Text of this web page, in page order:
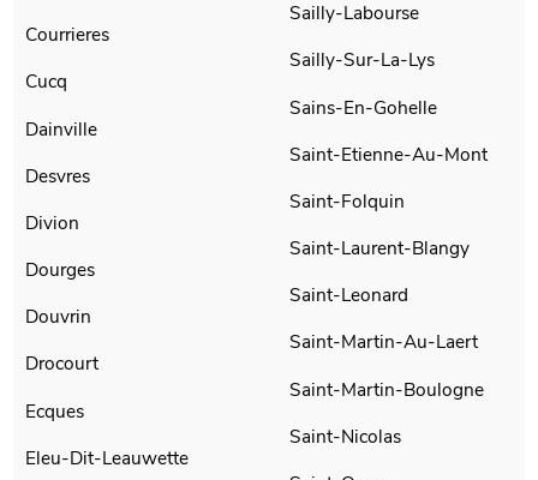
Courrieres
Cucq
Dainville
Desvres
Divion
Dourges
Douvrin
Drocourt
Ecques
Eleu-Dit-Leauwette
Sailly-Labourse
Sailly-Sur-La-Lys
Sains-En-Gohelle
Saint-Etienne-Au-Mont
Saint-Folquin
Saint-Laurent-Blangy
Saint-Leonard
Saint-Martin-Au-Laert
Saint-Martin-Boulogne
Saint-Nicolas